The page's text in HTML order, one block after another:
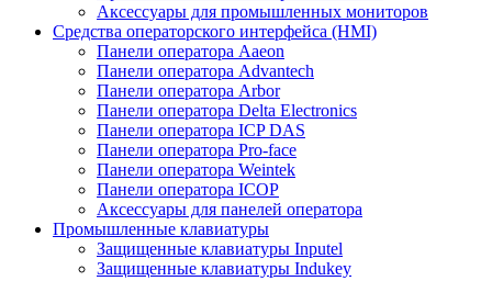
Аксессуары для промышленных мониторов
Средства операторского интерфейса (HMI)
Панели оператора Aaeon
Панели оператора Advantech
Панели оператора Arbor
Панели оператора Delta Electronics
Панели оператора ICP DAS
Панели оператора Pro-face
Панели оператора Weintek
Панели оператора ICOP
Аксессуары для панелей оператора
Промышленные клавиатуры
Защищенные клавиатуры Inputel
Защищенные клавиатуры Indukey